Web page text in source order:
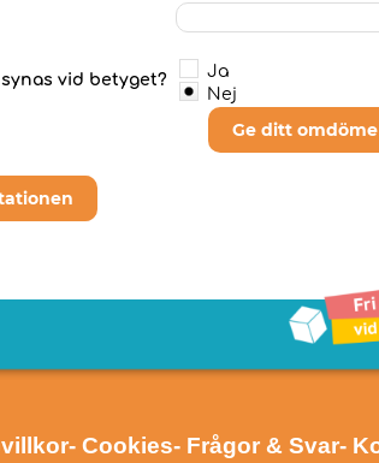
vid betyget?
Ja
Nej
Ge ditt omdöme
- Cookies- Frågor & Svar-